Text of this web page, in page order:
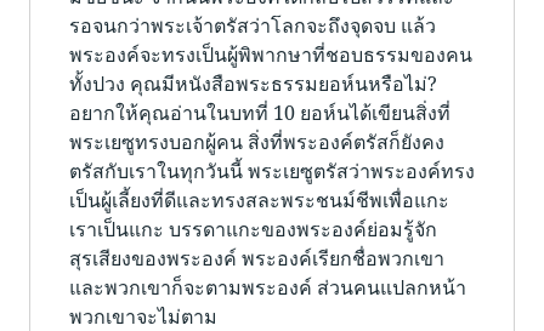
รอจนกว่าพระเจ้าตรัสว่าโลกจะถึงจุดจบ แล้ว
พระองค์จะทรงเป็นผู้พิพากษาที่ชอบธรรมของคน
ทั้งปวง คุณมีหนังสือพระธรรมยอห์นหรือไม่?
อยากให้คุณอ่านในบทที่ 10 ยอห์นได้เขียนสิ่งที่
พระเยซูทรงบอกผู้คน สิ่งที่พระองค์ตรัสก็ยังคง
ตรัสกับเราในทุกวันนี้ พระเยซูตรัสว่าพระองค์ทรง
เป็นผู้เลี้ยงที่ดีและทรงสละพระชนม์ชีพเพื่อแกะ
เราเป็นแกะ บรรดาแกะของพระองค์ย่อมรู้จัก
สุรเสียงของพระองค์ พระองค์เรียกชื่อพวกเขา
และพวกเขาก็จะตามพระองค์ ส่วนคนแปลกหน้า
พวกเขาจะไม่ตาม